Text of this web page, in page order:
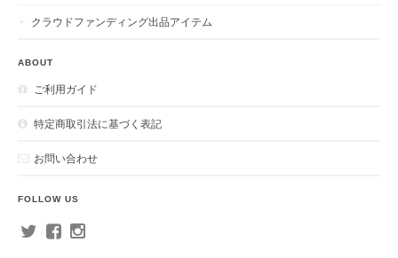
クラウドファンディング出品アイテム
ABOUT
ご利用ガイド
特定商取引法に基づく表記
お問い合わせ
FOLLOW US